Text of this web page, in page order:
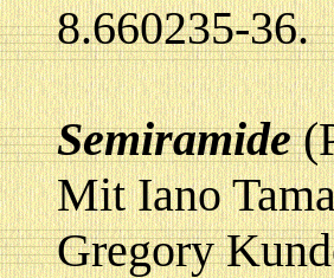
8.660235-36.
Semiramide
Mit Iano
Gregory